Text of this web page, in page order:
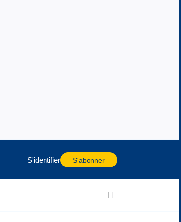
S'identifier S'abonner